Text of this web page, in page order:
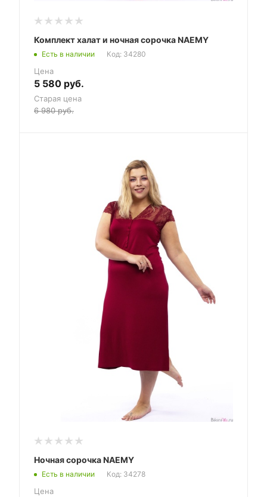
Комплект халат и ночная сорочка NAEMY
Есть в наличии Код: 34280
Цена
5 580 руб.
Старая цена
6 980руб.
Ночная сорочка NAEMY
Есть в наличии Код: 34278
Цена